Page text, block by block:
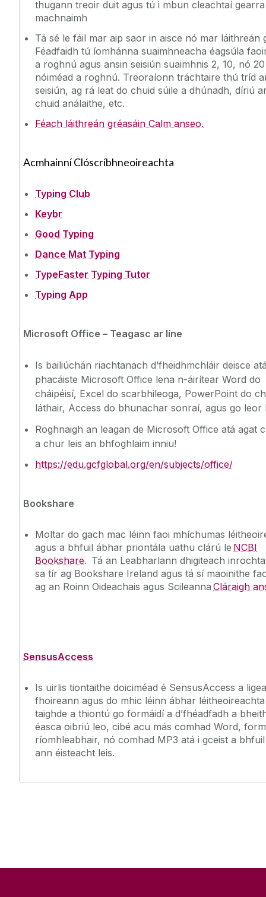
thugann treoir duit agus tú i mbun cleachtaí gearra
machnaimh
Tá sé le fáil mar aip saor in aisce nó mar láithreán
Féadfaidh tú íomhánna suaimhneacha éagsúla
a roghnú agus ansin seisiún suaimhnis 2, 10, nó 20
nóiméad a roghnú. Treoraíonn tráchtaire thú tríd
seisiún, ag rá leat do chuid súile a dhúnadh, díriú
chuid análaithe, etc.
Féach láithreán gréasáin Calm anseo.
Acmhainní Clóscríbhneoireachta
Typing Club
Keybr
Good Typing
Dance Mat Typing
TypeFaster Typing Tutor
Typing App
Microsoft Office – Teagasc ar líne
Is bailiúchán riachtanach d’fheidhmchláir deisce
phacáiste Microsoft Office lena n-áirítear Word do
cháipéisí, Excel do scarbhileoga, PowerPoint do
láthair, Access do bhunachar sonraí, agus go leor
Roghnaigh an leagan de Microsoft Office atá agat
a chur leis an bhfoghlaim inniu!
https://edu.gcfglobal.org/en/subjects/office/
Bookshare
Moltar do gach mac léinn faoi mhíchumas
agus a bhfuil ábhar priontála uathu clárú le NCBI
Bookshare. Tá an Leabharlann dhigiteach
sa tír ag Bookshare Ireland agus tá sí maoinithe
ag an Roinn Oideachais agus ScileannaCláraigh
SensusAccess
Is uirlis tiontaithe doiciméad é SensusAccess a
fhoireann agus do mhic léinn ábhar
taighde a thiontú go formáidí a d’fhéadfadh a
éasca oibriú leo, cibé acu más comhad Word,
ríomhleabhair, nó comhad MP3 atá i gceist a
ann éisteacht leis.